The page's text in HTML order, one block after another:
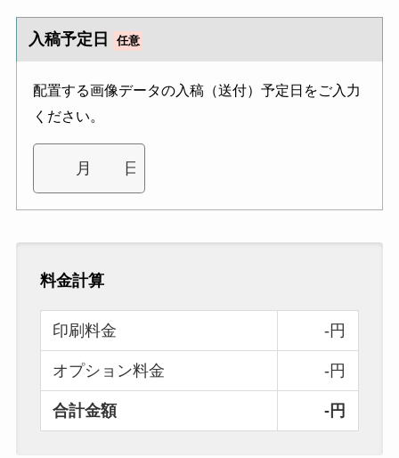
入稿予定日 任意
配置する画像データの入稿（送付）予定日をご入力
ください。
料金計算
印刷料金 -円
オプション料金 -円
合計金額 -円